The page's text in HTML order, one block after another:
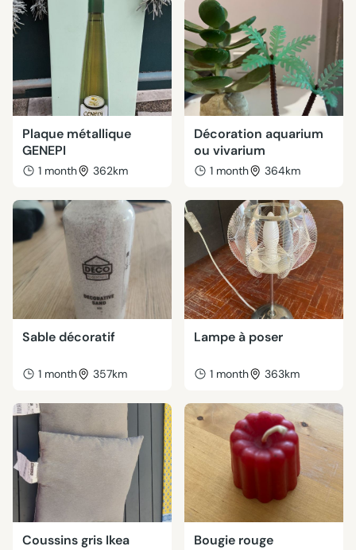
Plaque métallique
GENEPI
1 month 362km
Décoration aquarium
ou vivarium
1 month 364km
Sable décoratif
1 month 357km
Lampe à poser
1 month 363km
Coussins gris Ikea Bougie rouge